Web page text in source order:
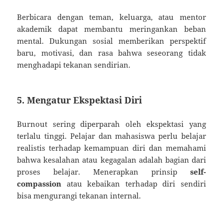
Berbicara dengan teman, keluarga, atau mentor
akademik dapat membantu meringankan beban
mental. Dukungan sosial memberikan perspektif
baru, motivasi, dan rasa bahwa seseorang tidak
menghadapi tekanan sendirian.
5. Mengatur Ekspektasi Diri
Burnout sering diperparah oleh ekspektasi yang
terlalu tinggi. Pelajar dan mahasiswa perlu belajar
realistis terhadap kemampuan diri dan memahami
bahwa kesalahan atau kegagalan adalah bagian dari
proses belajar. Menerapkan prinsip self-
compassion atau kebaikan terhadap diri sendiri
bisa mengurangi tekanan internal.